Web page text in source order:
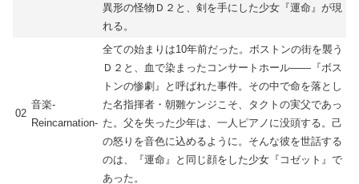
異形の怪物Ｄ２と、剣を手にした少女『運命』が現
れる。
02
音楽-
Reincarnation-
全ての始まりは10年前だった。ボストンの街を襲う
Ｄ２と、血で染まったコンサートホール――『ボス
トンの惨劇』と呼ばれた事件。その中で命を落とし
た名指揮者・朝雛ケンジこそ、タクトの実父であっ
た。父を失った少年は、一人ピアノに没頭する。己
の怒りを音色に込めるように。そんな彼を世話する
のは、『運命』と同じ顔をした少女『コゼット』で
あった。